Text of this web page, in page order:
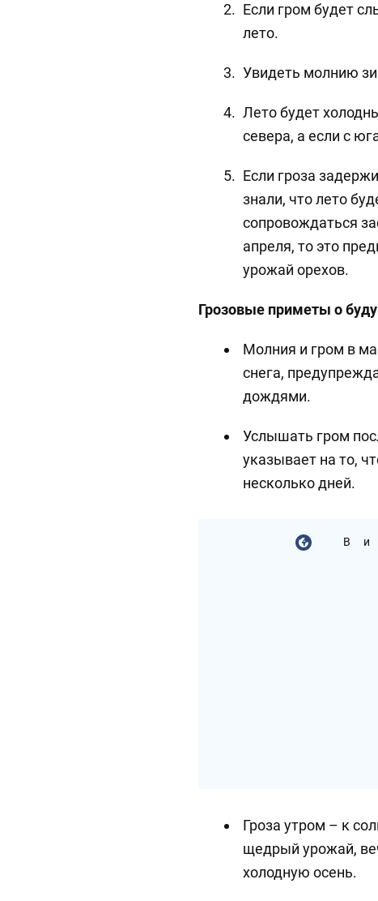
Если гром будет
лето.
Увидеть молнию
Лето будет
севера, а если с
Если гроза
знали, что лето
сопровождаться
апреля, то это
урожай орехов.
Грозовые приметы о
Молния и гром в
снега,
дождями.
Услышать гром
указывает на то,
несколько дней.
Гроза утром – к
щедрый урожай,
холодную осень.